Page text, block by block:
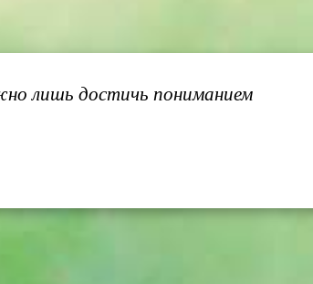
лишь достичь пониманием